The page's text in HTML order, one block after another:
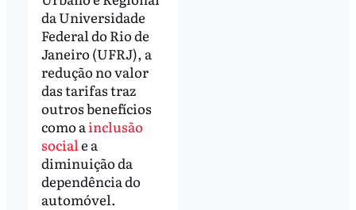
da Universidade
Federal do Rio de
Janeiro (UFRJ), a
redução no valor
das tarifas traz
outros benefícios
como a inclusão
social e a
diminuição da
dependência do
automóvel.